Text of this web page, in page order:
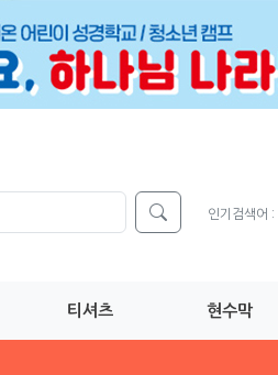
인기검색어 :
티셔츠 현수막